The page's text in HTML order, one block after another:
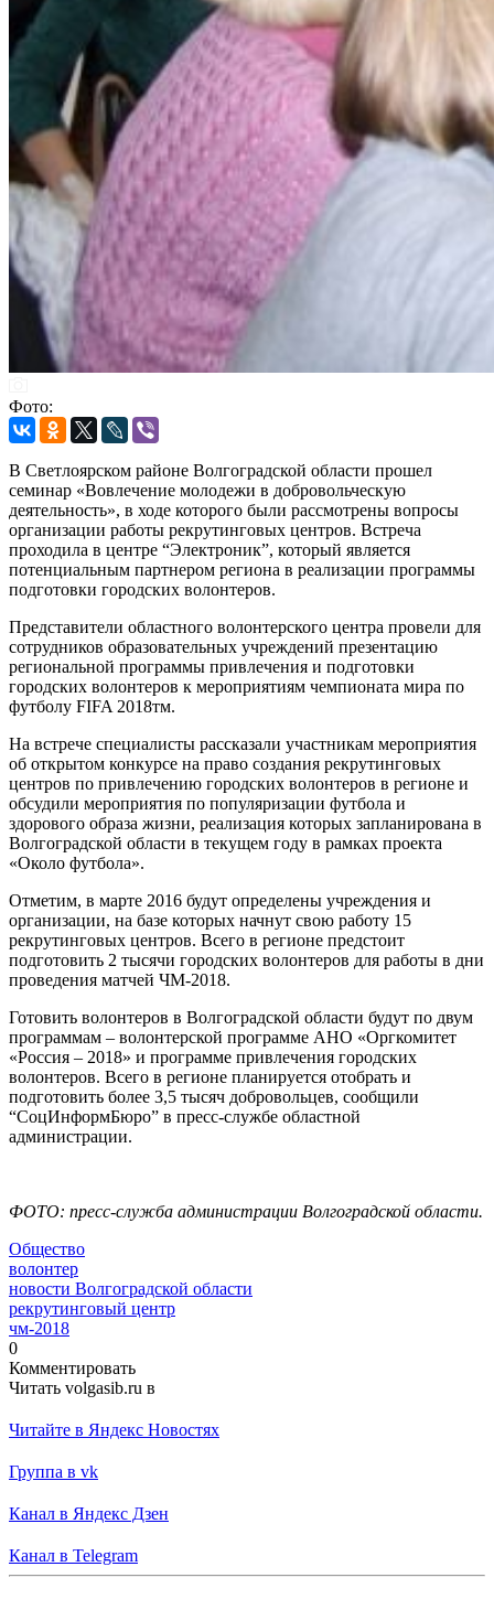
Фото:
В Светлоярском районе Волгоградской области прошел
семинар «Вовлечение молодежи в добровольческую
деятельность», в ходе которого были рассмотрены вопросы
организации работы рекрутинговых центров. Встреча
проходила в центре “Электроник”, который является
потенциальным партнером региона в реализации программы
подготовки городских волонтеров.
Представители областного волонтерского центра провели для
сотрудников образовательных учреждений презентацию
региональной программы привлечения и подготовки
городских волонтеров к мероприятиям чемпионата мира по
футболу FIFA 2018тм.
На встрече специалисты рассказали участникам мероприятия
об открытом конкурсе на право создания рекрутинговых
центров по привлечению городских волонтеров в регионе и
обсудили мероприятия по популяризации футбола и
здорового образа жизни, реализация которых запланирована в
Волгоградской области в текущем году в рамках проекта
«Около футбола».
Отметим, в марте 2016 будут определены учреждения и
организации, на базе которых начнут свою работу 15
рекрутинговых центров. Всего в регионе предстоит
подготовить 2 тысячи городских волонтеров для работы в дни
проведения матчей ЧМ-2018.
Готовить волонтеров в Волгоградской области будут по двум
программам – волонтерской программе АНО «Оргкомитет
«Россия – 2018» и программе привлечения городских
волонтеров. Всего в регионе планируется отобрать и
подготовить более 3,5 тысяч добровольцев, сообщили
“СоцИнформБюро” в пресс-службе областной
администрации.
ФОТО: пресс-служба администрации Волгоградской области.
Общество
волонтер
новости Волгоградской области
рекрутинговый центр
чм-2018
0
Комментировать
Читать volgasib.ru в
Читайте в Яндекс Новостях
Группа в vk
Канал в Яндекс Дзен
Канал в Telegram